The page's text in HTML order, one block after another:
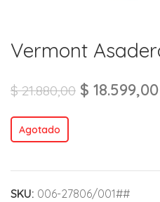
Vermont
$21.880,00 $ 18.599,00
Agotado
SKU: 006-27806/001##